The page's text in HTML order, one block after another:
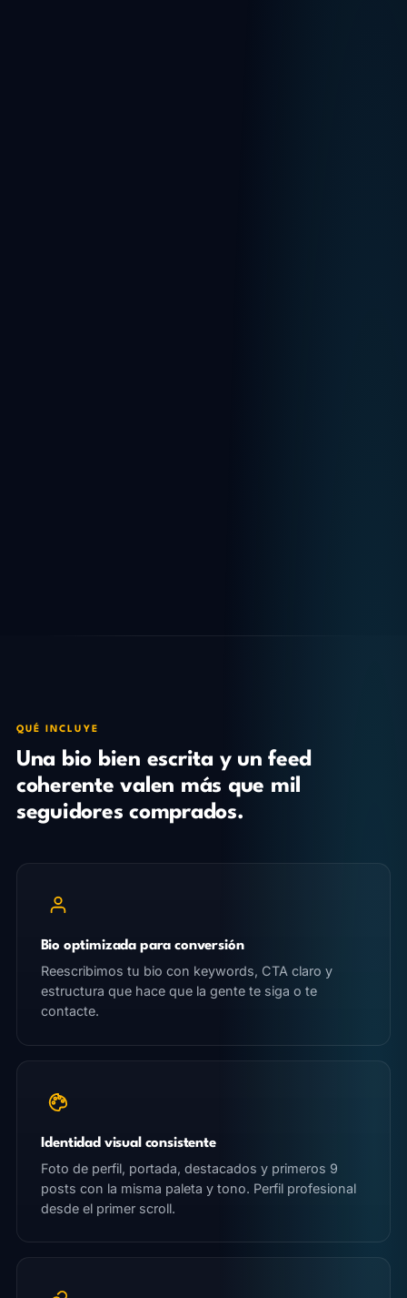
QUÉ INCLUYE
Una bio bien escrita y un feed
coherente valen más que mil
seguidores comprados.
Bio optimizada para conversión
Reescribimos tu bio con keywords, CTA claro y
estructura que hace que la gente te siga o te
contacte.
Identidad visual consistente
Foto de perfil, portada, destacados y primeros 9
posts con la misma paleta y tono. Perfil profesional
desde el primer scroll.